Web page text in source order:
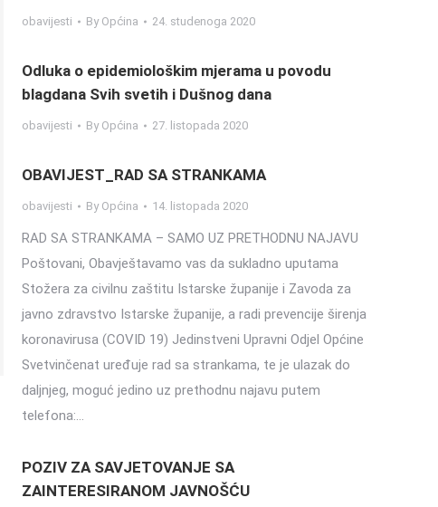
obavijesti By Općina 24. studenoga 2020
Odluka o epidemiološkim mjerama u povodu
blagdana Svih svetih i Dušnog dana
obavijesti By Općina 27. listopada 2020
OBAVIJEST_RAD SA STRANKAMA
obavijesti By Općina 14. listopada 2020
RAD SA STRANKAMA – SAMO UZ PRETHODNU NAJAVU
Poštovani, Obavještavamo vas da sukladno uputama
Stožera za civilnu zaštitu Istarske županije i Zavoda za
javno zdravstvo Istarske županije, a radi prevencije širenja
koronavirusa (COVID 19) Jedinstveni Upravni Odjel Općine
Svetvinčenat uređuje rad sa strankama, te je ulazak do
daljnjeg, moguć jedino uz prethodnu najavu putem
telefona:…
POZIV ZA SAVJETOVANJE SA
ZAINTERESIRANOM JAVNOŠĆU